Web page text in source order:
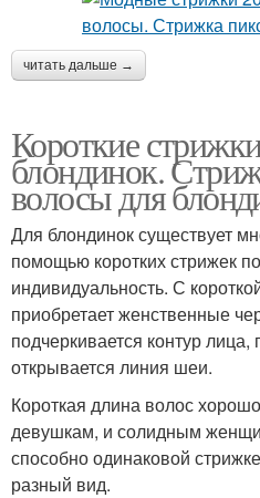
читать дальше →
Короткие
блондинок.
волосы для
Для блондинок существует
помощью коротких стрижек
индивидуальность. С
приобретает женственные
подчеркивается контур лица,
открывается линия шеи.
Короткая длина волос
девушкам, и солидным
способно одинаковой
разный вид.